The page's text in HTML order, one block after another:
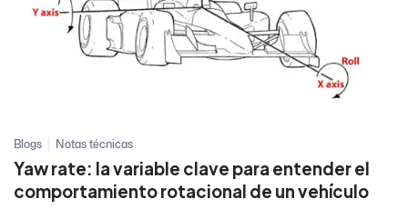
Blogs Notas técnicas
Yaw rate: la variable clave para entender el
comportamiento rotacional de un vehículo